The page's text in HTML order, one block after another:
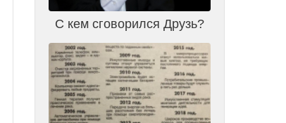
С кем сговорился Друзь?